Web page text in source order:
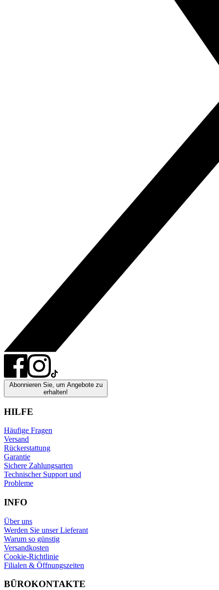
Abonnieren Sie, um Angebote zu
erhalten!
HILFE
Häufige Fragen
Versand
Rückerstattung
Garantie
Sichere Zahlungsarten
Technischer Support und
Probleme
INFO
Über uns
Werden Sie unser Lieferant
Warum so günstig
Versandkosten
Cookie-Richtlinie
Filialen & Öffnungszeiten
BÜROKONTAKTE